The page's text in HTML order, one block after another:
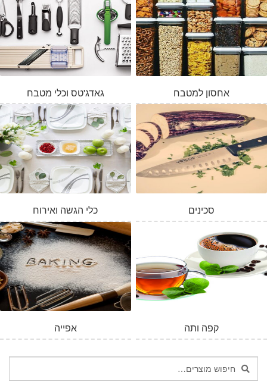
גאדג'טס וכלי מטבח אחסון למטבח
כלי הגשה ואירוח סכינים
אפייה קפה ותה
חיפוש
עבור:
חיפוש